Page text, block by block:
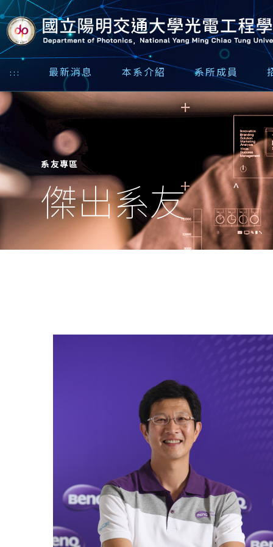
::: 最新消息 本系介紹 系所成員
系友專區
傑出系友